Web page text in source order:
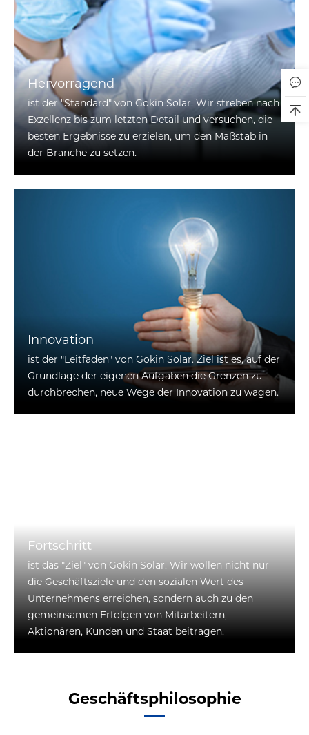
Hervorragend
ist der "Standard" von Gokin Solar. Wir streben nach
Exzellenz bis zum letzten Detail und versuchen, die
besten Ergebnisse zu erzielen, um den Maßstab in
der Branche zu setzen.
Innovation
ist der "Leitfaden" von Gokin Solar. Ziel ist es, auf der
Grundlage der eigenen Aufgaben die Grenzen zu
durchbrechen, neue Wege der Innovation zu wagen.
Fortschritt
ist das "Ziel" von Gokin Solar. Wir wollen nicht nur
die Geschäftsziele und den sozialen Wert des
Unternehmens erreichen, sondern auch zu den
gemeinsamen Erfolgen von Mitarbeitern,
Aktionären, Kunden und Staat beitragen.
Geschäftsphilosophie